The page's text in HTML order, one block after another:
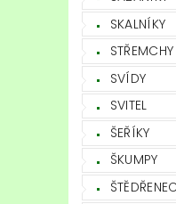
SKALNÍKY
STŘEMCHY
SVÍDY
SVITEL
ŠEŘÍKY
ŠKUMPY
ŠTĚDŘENEC